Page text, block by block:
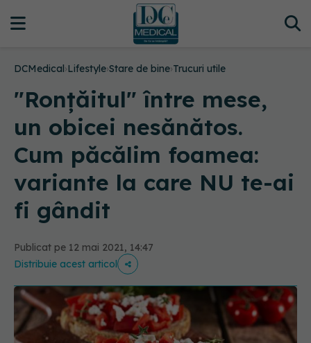
DCMedical›Lifestyle›Stare de bine›Trucuri utile
"Ronțăitul" între mese,
un obicei nesănătos.
Cum păcălim foamea:
variante la care NU te-ai
fi gândit
Publicat pe 12 mai 2021, 14:47
Distribuie acest articol